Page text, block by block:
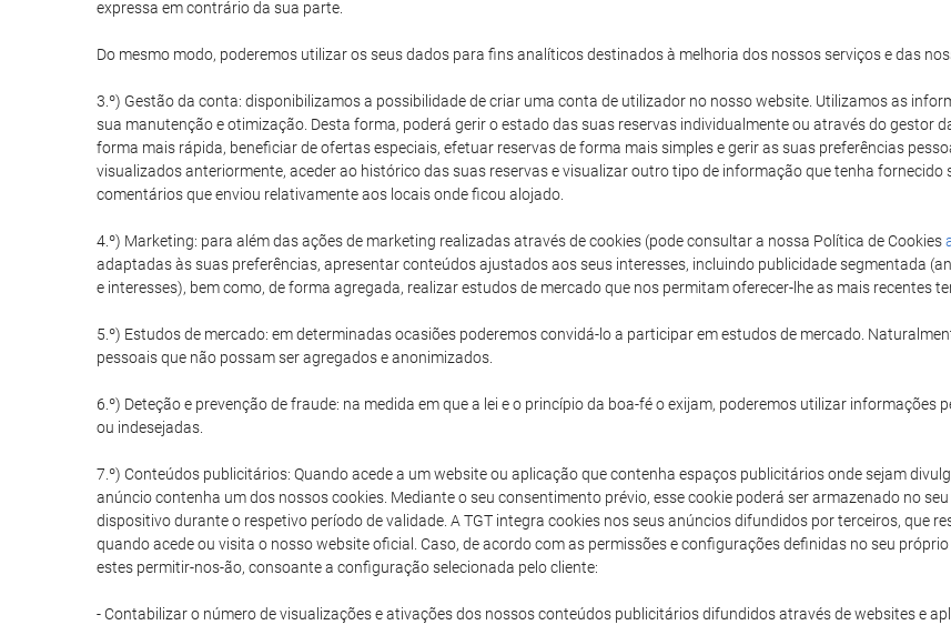
expressa em contrário da sua parte.
Do mesmo modo, poderemos utilizar os seus dados para fins analíticos destinados à melhoria dos nossos serviços e das
3.º) Gestão da conta: disponibilizamos a possibilidade de criar uma conta de utilizador no nosso website. Utilizamos as
sua manutenção e otimização. Desta forma, poderá gerir o estado das suas reservas individualmente ou através do gestor
forma mais rápida, beneficiar de ofertas especiais, efetuar reservas de forma mais simples e gerir as suas preferências
visualizados anteriormente, aceder ao histórico das suas reservas e visualizar outro tipo de informação que tenha
comentários que enviou relativamente aos locais onde ficou alojado.
4.º) Marketing: para além das ações de marketing realizadas através de cookies (pode consultar a nossa Política de Cookies
adaptadas às suas preferências, apresentar conteúdos ajustados aos seus interesses, incluindo publicidade segmentada
e interesses), bem como, de forma agregada, realizar estudos de mercado que nos permitam oferecer-lhe as mais recentes
5.º) Estudos de mercado: em determinadas ocasiões poderemos convidá-lo a participar em estudos de mercado.
pessoais que não possam ser agregados e anonimizados.
6.º) Deteção e prevenção de fraude: na medida em que a lei e o princípio da boa-fé o exijam, poderemos utilizar
ou indesejadas.
7.º) Conteúdos publicitários: Quando acede a um website ou aplicação que contenha espaços publicitários onde sejam
anúncio contenha um dos nossos cookies. Mediante o seu consentimento prévio, esse cookie poderá ser armazenado no
dispositivo durante o respetivo período de validade. A TGT integra cookies nos seus anúncios difundidos por terceiros, que
quando acede ou visita o nosso website oficial. Caso, de acordo com as permissões e configurações definidas no seu
estes permitir-nos-ão, consoante a configuração selecionada pelo cliente:
- Contabilizar o número de visualizações e ativações dos nossos conteúdos publicitários difundidos através de websites e